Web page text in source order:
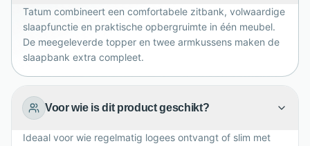
prachtig in woonkamers, studio’s en logeerkamers
waar stijl en functionaliteit samenkomen, moeiteloos
thuis.
Tatum combineert een comfortabele zitbank, volwaardige
slaapfunctie en praktische opbergruimte in één meubel.
De meegeleverde topper en twee armkussens maken de
slaapbank extra compleet.
Voor wie is dit product geschikt?
Ideaal voor wie regelmatig logees ontvangt of slim met